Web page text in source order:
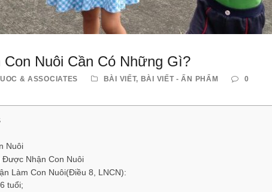
Con Nuôi Cần Có Những Gì?
& ASSOCIATES BÀI VIẾT, BÀI VIẾT - ẤN PHẨM 0
Nuôi
Nhận Con Nuôi
Làm Con Nuôi(Điều 8, LNCN):
tuổi;